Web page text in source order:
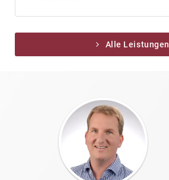
Alle Leistungen